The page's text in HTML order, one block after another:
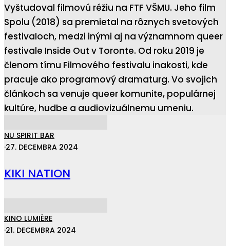
Vyštudoval filmovú réžiu na FTF VŠMU. Jeho film
Spolu (2018) sa premietal na rôznych svetových
festivaloch, medzi inými aj na významnom queer
festivale Inside Out v Toronte. Od roku 2019 je
členom tímu Filmového festivalu inakosti, kde
pracuje ako programový dramaturg. Vo svojich
článkoch sa venuje queer komunite, populárnej
kultúre, hudbe a audiovizuálnemu umeniu.
NU SPIRIT BAR
·27. DECEMBRA 2024
KIKI NATION
KINO LUMIÈRE
·21. DECEMBRA 2024